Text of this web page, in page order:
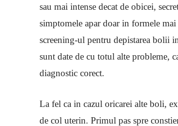
sau mai intense decat de obicei,
simptomele apar doar in formele mai
screening-ul pentru depistarea bolii
sunt date de cu totul alte probleme,
diagnostic corect.
La fel ca in cazul oricarei alte boli,
de col uterin. Primul pas spre